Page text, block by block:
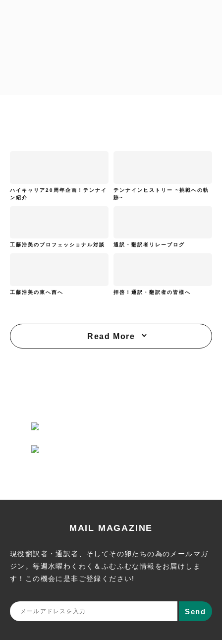
ハイキャリア20周年企画！テンナイ
ン紹介
テンナインヒストリー ~挑戦への軌
跡~
工藤浩美のプロフェッショナル対談 通訳・翻訳者リレーブログ
工藤浩美の東へ西へ 拝啓！通訳・翻訳者の皆様へ
Read More
MAIL MAGAZINE
現役翻訳者・通訳者、そしてその卵たちの為のメールマガ
ジン。毎週水曜わくわく＆ふむふむな情報をお届けしま
す！この機会に 是非ご登録ください!